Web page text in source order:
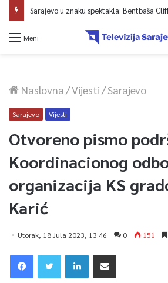
Meni
Naslovna/Vijesti/Sarajevo
Sarajevo Vijesti
Otvoreno pismo
Koordinacionog
organizacija KS
Karić
Utorak, 18 Jula 2023, 13:46 0 151